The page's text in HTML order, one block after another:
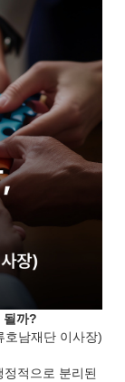
될까?
호남재단 이사장)
적으로 분리된